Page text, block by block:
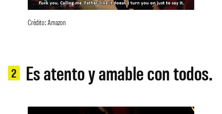
Crédito: Amazon
2 Es atento y amable con todos.